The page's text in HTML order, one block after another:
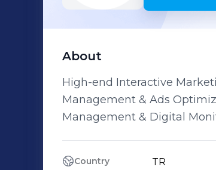
About
High-end Interactive
Management & Ads
Management & Digital
Country TR